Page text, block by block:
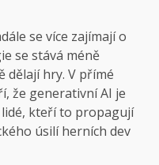
se více zajímají o
se stává méně
dělají hry. V přímé
že generativní AI je
kteří to propagují
úsilí herních dev